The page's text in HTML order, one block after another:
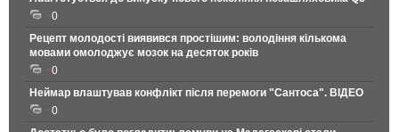
0
Рецепт молодості виявився простішим: володіння кількома
мовами омолоджує мозок на десяток років
0
Неймар влаштував конфлікт після перемоги "Сантоса". ВІДЕО
0